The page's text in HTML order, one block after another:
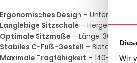
Wir
Ergonomisches Design – Unterstützt
Langlebige Sitzschale – Hergestellt
Optimale Sitzmaße – Länge: 36 cm,
Stabiles C-Fuß-Gestell – Bietet hohe
Maximale Tragfähigkeit – 140-150